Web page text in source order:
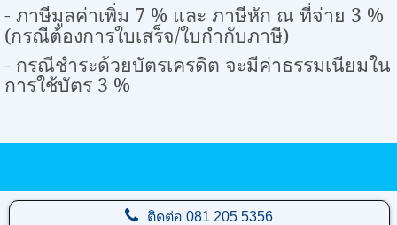
- ภาษีมูลค่าเพิ่ม 7 % และ ภาษีหัก ณ ที่จ่าย 3 %
(กรณีต้องการใบเสร็จ/ใบกำกับภาษี)
- กรณีชำระด้วยบัตรเครดิต จะมีค่าธรรมเนียมใน
การใช้บัตร 3 %
ติดต่อ081 205 5356